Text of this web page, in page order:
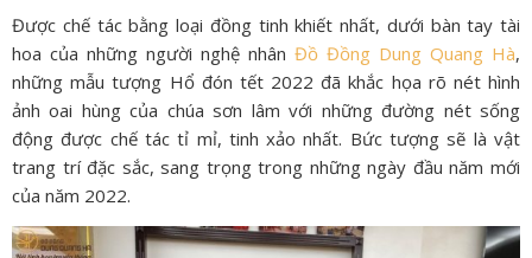
Được chế tác bằng loại đồng tinh khiết nhất, dưới bàn tay tài
hoa của những người nghệ nhân Đồ Đồng Dung Quang Hà,
những mẫu tượng Hổ đón tết 2022 đã khắc họa rõ nét hình
ảnh oai hùng của chúa sơn lâm với những đường nét sống
động được chế tác tỉ mỉ, tinh xảo nhất. Bức tượng sẽ là vật
trang trí đặc sắc, sang trọng trong những ngày đầu năm mới
của năm 2022.